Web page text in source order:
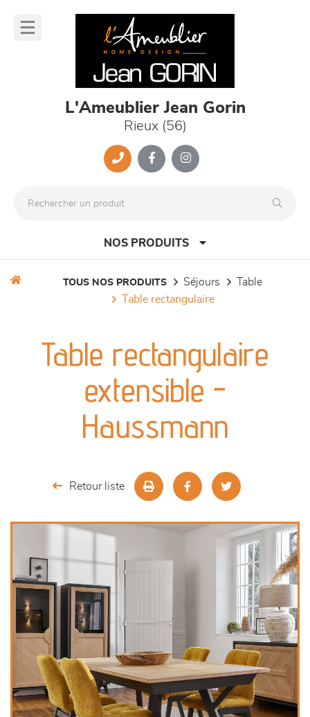
L'Ameublier Jean Gorin
Rieux (56)
NOS PRODUITS
séjours
meubles de complément
chambres et dressing
TOUS NOS PRODUITS séjours
table
table rectangulaire
Table rectangulaire
extensible -
Haussmann
Retour liste